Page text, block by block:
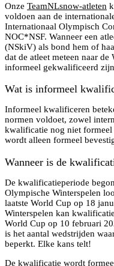
Onze TeamNLsnow-atleten
voldoen aan de
Internationaal Olympisch
NOC*NSF. Wanneer een
(NSkiV) als bond hem of
dat de atleet meteen naar
informeel gekwalificeerd
Wat is informeel
Informeel kwalificeren
normen voldoet, zowel
kwalificatie nog niet
wordt alleen formeel
Wanneer is de
De kwalificatieperiode
Olympische Winterspelen
laatste World Cup op 18
Winterspelen kan
World Cup op 10 februari
is het aantal wedstrijden
beperkt. Elke kans telt!
De kwalificatie wordt